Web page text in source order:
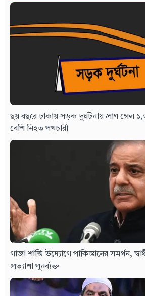
ছয় বছরে ঢাকায় সড়ক দুর্ঘটনায় প্রাণ গেল
বেশি নিহত পথচারী
গাজা শান্তি উদ্যোগে পাকিস্তানের সমর্থন,
প্রত্যাশা পুনর্ব্যক্ত